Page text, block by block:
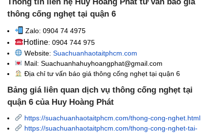
thông cống nghẹt tại quận 6
Zalo: 0904 74 4975
Hotline: 0904 744 975
Website: Suachuanhaotaitphcm.com
Mail: Suachuanhahuyhoangphat@gmail.com
Địa chỉ tư vấn báo giá thông cống nghẹttại quận 6
Bảng giá liên quan dịch vụ thông cống nghẹt tại
quận 6 của Huy Hoàng Phát
https://suachuanhaotaitphcm.com/thong-cong-nghet.html
https://suachuanhaotaitphcm.com/thong-cong-nghet-tai-